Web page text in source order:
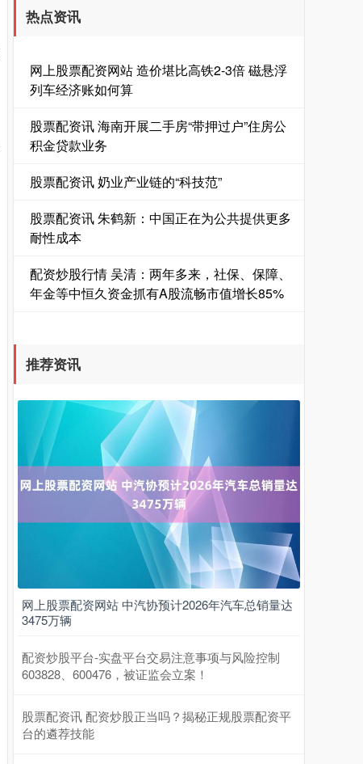
热点资讯
网上股票配资网站 造价堪比高铁2-3倍 磁悬浮
列车经济账如何算
股票配资讯 海南开展二手房“带押过户”住房公
积金贷款业务
股票配资讯 奶业产业链的“科技范”
股票配资讯 朱鹤新：中国正在为公共提供更多
耐性成本
配资炒股行情 吴清：两年多来，社保、保障、
年金等中恒久资金抓有A股流畅市值增长85%
推荐资讯
网上股票配资网站 中汽协预计2026年汽车总销量达
3475万辆
配资炒股平台-实盘平台交易注意事项与风险控制
603828、600476，被证监会立案！
股票配资讯 配资炒股正当吗？揭秘正规股票配资平
台的遴荐技能